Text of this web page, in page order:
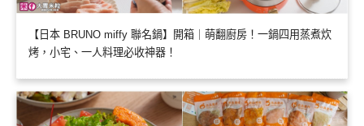
【日本 BRUNO miffy 聯名鍋】開箱｜萌翻廚房！一鍋四用蒸煮炊
烤，小宅、一人料理必收神器！